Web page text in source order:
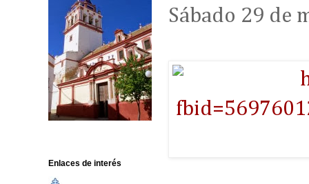
Sábado 29 de
Enlaces de interés